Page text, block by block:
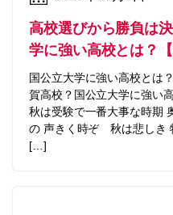
高校選びから勝負は
学に強い高校とは？
国公立大学に強い高校とは
賀高校？国公立大学に強い
秋は受験で一番大事な時
の 声きく時ぞ 秋は悲しき
[…]